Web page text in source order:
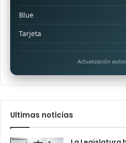
Blue
Tarjeta
Actualización
Ultimas noticias